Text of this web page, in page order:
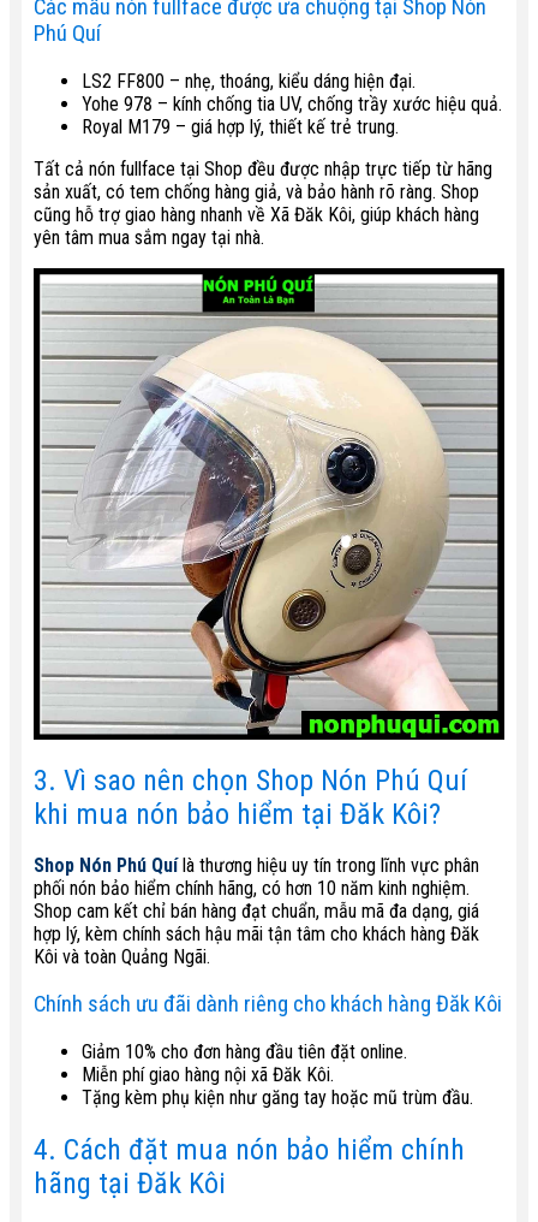
Các mẫu nón fullface được ưa chuộng tại Shop Nón
Phú Quí
LS2 FF800 – nhẹ, thoáng, kiểu dáng hiện đại.
Yohe 978 – kính chống tia UV, chống trầy xước hiệu quả.
Royal M179 – giá hợp lý, thiết kế trẻ trung.
Tất cả nón fullface tại Shop đều được nhập trực tiếp từ hãng
sản xuất, có tem chống hàng giả, và bảo hành rõ ràng. Shop
cũng hỗ trợ giao hàng nhanh về Xã Đăk Kôi, giúp khách hàng
yên tâm mua sắm ngay tại nhà.
3. Vì sao nên chọn Shop Nón Phú Quí
khi mua nón bảo hiểm tại Đăk Kôi?
Shop Nón Phú Quí là thương hiệu uy tín trong lĩnh vực phân
phối nón bảo hiểm chính hãng, có hơn 10 năm kinh nghiệm.
Shop cam kết chỉ bán hàng đạt chuẩn, mẫu mã đa dạng, giá
hợp lý, kèm chính sách hậu mãi tận tâm cho khách hàng Đăk
Kôi và toàn Quảng Ngãi.
Chính sách ưu đãi dành riêng cho khách hàng Đăk Kôi
Giảm 10% cho đơn hàng đầu tiên đặt online.
Miễn phí giao hàng nội xã Đăk Kôi.
Tặng kèm phụ kiện như găng tay hoặc mũ trùm đầu.
4. Cách đặt mua nón bảo hiểm chính
hãng tại Đăk Kôi